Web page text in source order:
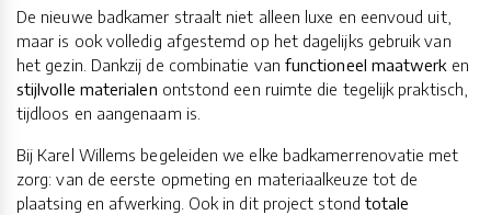
De nieuwe badkamer straalt niet alleen luxe en eenvoud uit,
maar is ook volledig afgestemd op het dagelijks gebruik van
het gezin. Dankzij de combinatie van functioneel maatwerk en
stijlvolle materialen ontstond een ruimte die tegelijk praktisch,
tijdloos en aangenaam is.
Bij Karel Willems begeleiden we elke badkamerrenovatie met
zorg: van de eerste opmeting en materiaalkeuze tot de
plaatsing en afwerking. Ook in dit project stond totale